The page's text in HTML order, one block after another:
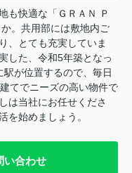
も快適な「ＧＲＡＮ Ｐ
。共用部には敷地内ご
、とても充実していま
した、令和5年築となっ
が位置するので、毎日
てでニーズの高い物件で
は当社にお任せくださ
を始めましょう。
い合わせ